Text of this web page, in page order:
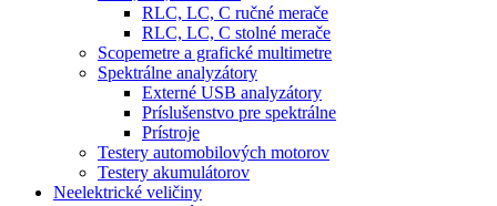
RLC, LC, C ručné merače
RLC, LC, C stolné merače
Scopemetre a grafické multimetre
Spektrálne analyzátory
Externé USB analyzátory
Príslušenstvo pre spektrálne
Prístroje
Testery automobilových motorov
Testery akumulátorov
Neelektrické veličiny